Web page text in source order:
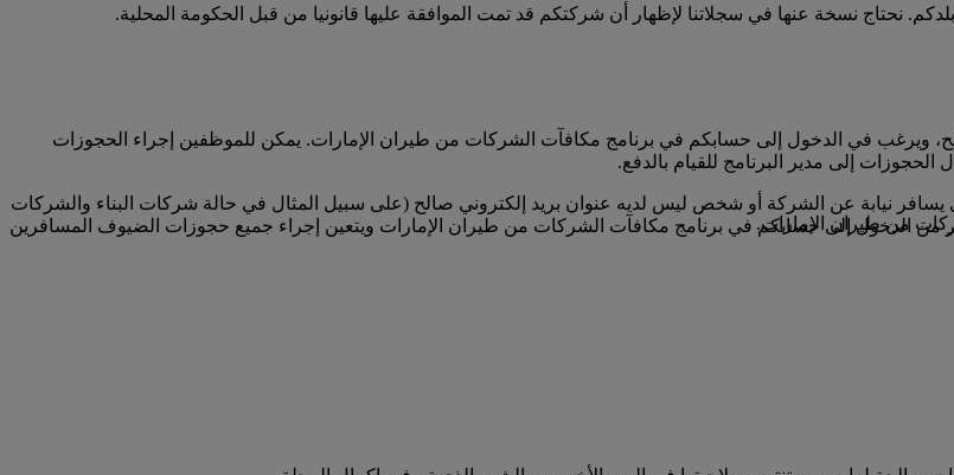
نحتاج نسخة عنها في سجلاتنا لإظهار أن شركتكم قد تمت الموافقة عليها قانونيا من قبل الحكومة المحلية.
ويرغب في الدخول إلى حسابكم في برنامج مكافآت الشركات من طيران الإمارات. يمكن للموظفين إجراء الحجوزات
إلى مدير البرنامج للقيام بالدفع.
نيابة عن الشركة أو شخص ليس لديه عنوان بريد إلكتروني صالح (على سبيل المثال في حالة شركات البناء والشركات
الدخول إلى حسابكم في برنامج مكافآت الشركات من طيران الإمارات ويتعين إجراء جميع حجوزات الضيوف المسافرين
من طيران الإمارات.